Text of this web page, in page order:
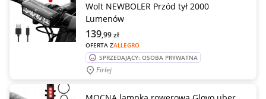
Wolt NEWBOLER Przód tył 2000
Lumenów
OFERTA ZALLEGRO
139,99zł
SPRZEDAJĄCY: OSOBA PRYWATNA
Firlej